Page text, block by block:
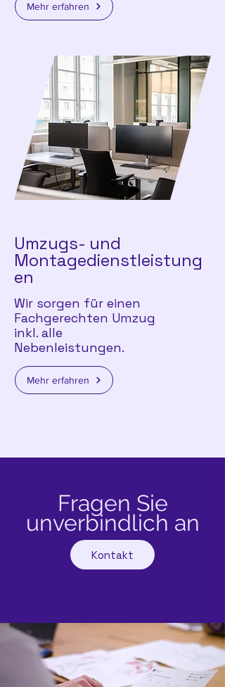
Mehr erfahren
Umzugs- und
Montagedienstleistung
en
Wir sorgen für einen
Fachgerechten Umzug
inkl. alle
Nebenleistungen.
Mehr erfahren
Fragen Sie
unverbindlich an
Kontakt